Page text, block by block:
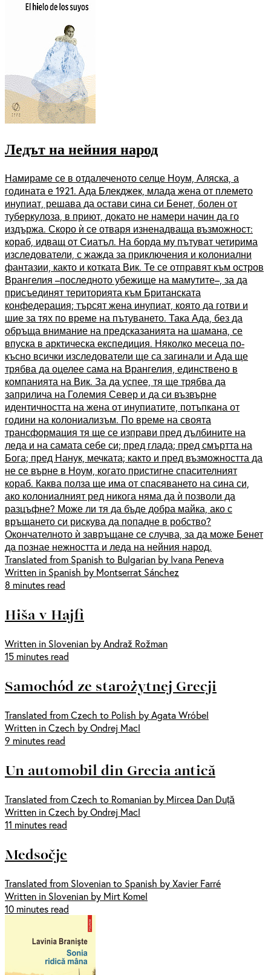
Ледът на нейния народ
Намираме се в отдалеченото селце Ноум, Аляска, а
годината е 1921. Ада Блекджек, млада жена от племето
инупиат, решава да остави сина си Бенет, болен от
туберкулоза, в приют, докато не намери начин да го
издържа. Скоро ѝ се отваря изненадваща възможност:
кораб, идващ от Сиатъл. На борда му пътуват четирима
изследователи, с жажда за приключения и колониални
фантазии, както и котката Вик. Те се отправят към остров
Врангелия –последното убежище на мамутите–, за да
присъединят територията към Британската
конфедерация; търсят жена инупиат, която да готви и
шие за тях по време на пътуването. Така Ада, без да
обръща внимание на предсказанията на шамана, се
впуска в арктическа експедиция. Няколко месеца по-
късно всички изследователи ще са загинали и Ада ще
трябва да оцелее сама на Врангелия, единствено в
компанията на Вик. За да успее, тя ще трябва да
заприлича на Големия Север и да си възвърне
идентичността на жена от инупиатите, потъпкана от
години на колониализъм. По време на своята
трансформация тя ще се изправи пред дълбините на
леда и на самата себе си; пред глада; пред смъртта на
Бога; пред Нанук, мечката; както и пред възможността да
не се върне в Ноум, когато пристигне спасителният
кораб. Каква полза ще има от спасяването на сина си,
ако колониалният ред никога няма да ѝ позволи да
разцъфне? Може ли тя да бъде добра майка, ако с
връщането си рискува да попадне в робство?
Окончателното ѝ завръщане се случва, за да може Бенет
да познае нежността и леда на нейния народ.
Translated from Spanish to Bulgarian by Ivana Peneva
Written in Spanish by Montserrat Sánchez
8 minutes read
Hiša v Hajfi
Written in Slovenian by Andraž Rožman
15 minutes read
Samochód ze starożytnej Grecji
Translated from Czech to Polish by Agata Wróbel
Written in Czech by Ondrej Macl
9 minutes read
Un automobil din Grecia antică
Translated from Czech to Romanian by Mircea Dan Duță
Written in Czech by Ondrej Macl
11 minutes read
Medsočje
Translated from Slovenian to Spanish by Xavier Farré
Written in Slovenian by Mirt Komel
10 minutes read